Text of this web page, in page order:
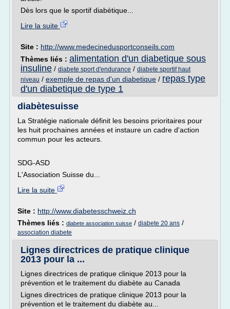
Dès lors que le sportif diabétique...
Lire la suite
Site : http://www.medecinedusportconseils.com
Thèmes liés : alimentation d'un diabetique sous
insuline / diabete sport d'endurance / diabete sportif haut
niveau / exemple de repas d'un diabetique / repas type
d'un diabetique de type 1
diabètesuisse
La Stratégie nationale définit les besoins prioritaires pour
les huit prochaines années et instaure un cadre d'action
commun pour les acteurs.
SDG-ASD
L'Association Suisse du...
Lire la suite
Site : http://www.diabetesschweiz.ch
Thèmes liés : diabete association suisse / diabete 20 ans /
association diabete
Lignes directrices de pratique clinique
2013 pour la ...
Lignes directrices de pratique clinique 2013 pour la
prévention et le traitement du diabète au Canada
Lignes directrices de pratique clinique 2013 pour la
prévention et le traitement du diabète au...